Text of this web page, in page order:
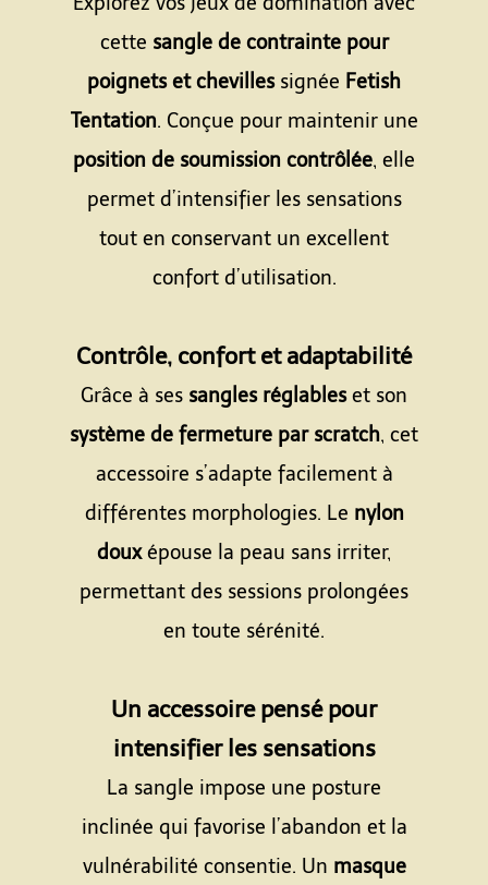
cette sangle de contrainte pour
poignets et chevillessignée Fetish
Tentation. Conçue pour maintenir une
position de soumission contrôlée, elle
permet d’intensifier les sensations
tout en conservant un excellent
confort d’utilisation.
Contrôle, confort et adaptabilité
Grâce à ses sangles réglableset son
système de fermeture par scratch, cet
accessoire s’adapte facilement à
différentes morphologies. Le nylon
douxépouse la peau sans irriter,
permettant des sessions prolongées
en toute sérénité.
Un accessoire pensé pour
intensifier les sensations
La sangle impose une posture
inclinée qui favorise l’abandon et la
vulnérabilité consentie. Un masque